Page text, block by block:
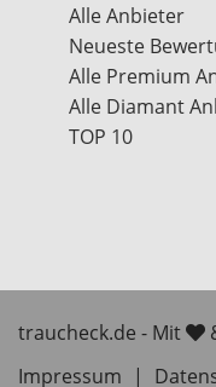
Alle Anbieter
Neueste
Alle Premium
Alle Diamant
TOP 10
traucheck.de - Mit
Impressum
|